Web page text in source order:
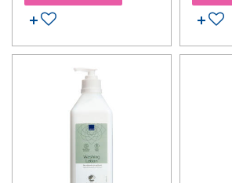
Tilføj til ønskeseddel